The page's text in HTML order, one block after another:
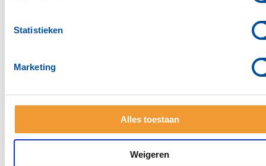
Statistieken
Marketing
Alles toestaan
Weigeren
TOTAL CH
De te bereiken doelstelling waar R.I. om verzoekt, is
een bijdrage van $ 20 per lid en 20% van het DDF
om tot een maximum van $ 7 miljoen bij iedere DDF